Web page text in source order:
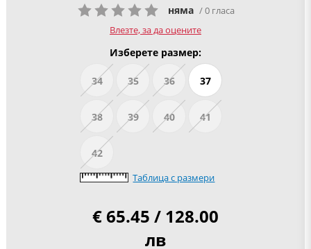
няма / 0 гласа
Влезте, за да оцените
Изберете размер:
34 35 36 37
38 39 40 41
42
Таблица с размери
€ 65.45 / 128.00
лв